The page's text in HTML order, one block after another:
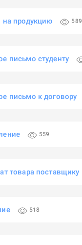
на продукцию 589
письмо студенту
письмо к договору
559
товара поставщику
518